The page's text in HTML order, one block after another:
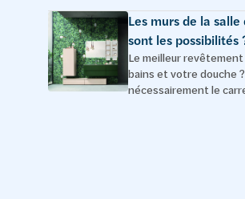
Les murs de la
sont les possibilités
Le meilleur
bains et votre douche
nécessairement le